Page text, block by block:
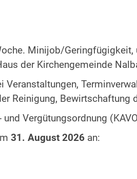
Minijob/Geringfügigkeit,
der Kirchengemeinde
Reinigung, Bewirtschaftung
Vergütungsordnung
31. August 2026 an: